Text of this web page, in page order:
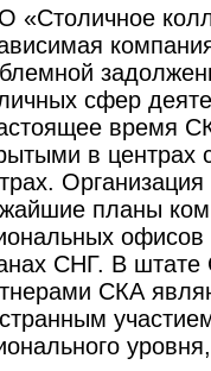
«Столичное
сфер
время
в
планы
офисов
СНГ. В
СКА